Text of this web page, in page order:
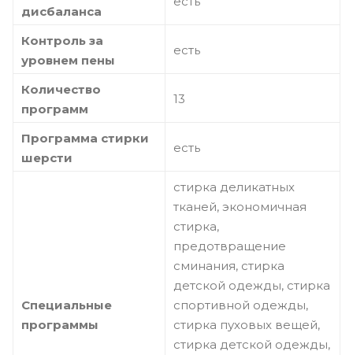
дисбаланса
Контроль за
уровнем пены
есть
Количество
программ
13
Программа стирки
шерсти
есть
Специальные
программы
стирка деликатных
тканей, экономичная
стирка,
предотвращение
сминания, стирка
детской одежды, стирка
спортивной одежды,
стирка пуховых вещей,
стирка детской одежды,